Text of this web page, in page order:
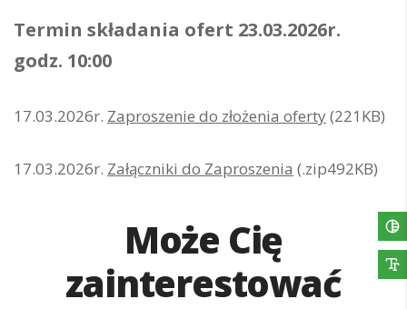
Termin składania ofert 23.03.2026r.
godz. 10:00
17.03.2026r. Zaproszenie do złożenia oferty(221KB)
17.03.2026r. Załączniki do Zaproszenia (.zip492KB)
Może Cię
zainterestować